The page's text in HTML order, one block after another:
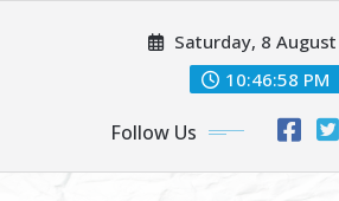
Saturday, 8
10:47:00 PM
Follow Us